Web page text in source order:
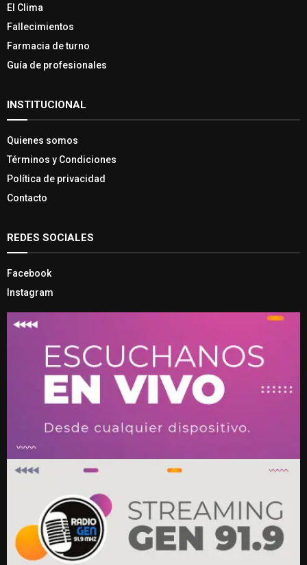
El Clima
Fallecimientos
Farmacia de turno
Guía de profesionales
INSTITUCIONAL
Quienes somos
Términos y Condiciones
Política de privacidad
Contacto
REDES SOCIALES
Facebook
Instagram